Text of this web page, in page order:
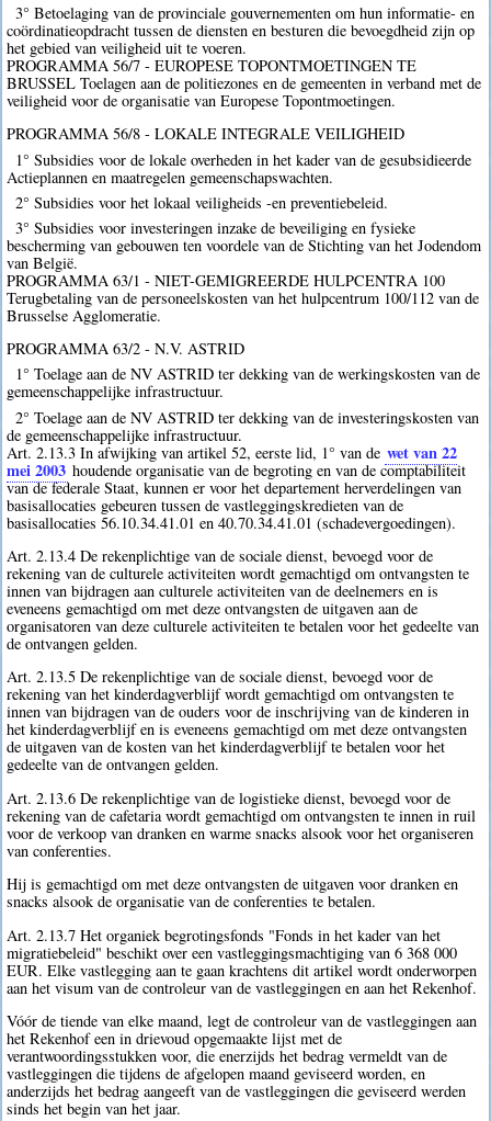
3° Betoelaging van de provinciale gouvernementen om hun informatie- en
coördinatieopdracht tussen de diensten en besturen die bevoegdheid zijn op
het gebied van veiligheid uit te voeren.
PROGRAMMA 56/7 - EUROPESE TOPONTMOETINGEN TE
BRUSSEL Toelagen aan de politiezones en de gemeenten in verband met de
veiligheid voor de organisatie van Europese Topontmoetingen.
PROGRAMMA 56/8 - LOKALE INTEGRALE VEILIGHEID
1° Subsidies voor de lokale overheden in het kader van de gesubsidieerde
Actieplannen en maatregelen gemeenschapswachten.
2° Subsidies voor het lokaal veiligheids -en preventiebeleid.
3° Subsidies voor investeringen inzake de beveiliging en fysieke
bescherming van gebouwen ten voordele van de Stichting van het Jodendom
van België.
PROGRAMMA 63/1 - NIET-GEMIGREERDE HULPCENTRA 100
Terugbetaling van de personeelskosten van het hulpcentrum 100/112 van de
Brusselse Agglomeratie.
PROGRAMMA 63/2 - N.V. ASTRID
1° Toelage aan de NV ASTRID ter dekking van de werkingskosten van de
gemeenschappelijke infrastructuur.
2° Toelage aan de NV ASTRID ter dekking van de investeringskosten van
de gemeenschappelijke infrastructuur.
Art. 2.13.3 In afwijking van artikel 52, eerste lid, 1° van de wet van 22
mei 2003 houdende organisatie van de begroting en van de comptabiliteit
van de federale Staat, kunnen er voor het departement herverdelingen van
basisallocaties gebeuren tussen de vastleggingskredieten van de
basisallocaties 56.10.34.41.01 en 40.70.34.41.01 (schadevergoedingen).
Art. 2.13.4 De rekenplichtige van de sociale dienst, bevoegd voor de
rekening van de culturele activiteiten wordt gemachtigd om ontvangsten te
innen van bijdragen aan culturele activiteiten van de deelnemers en is
eveneens gemachtigd om met deze ontvangsten de uitgaven aan de
organisatoren van deze culturele activiteiten te betalen voor het gedeelte van
de ontvangen gelden.
Art. 2.13.5 De rekenplichtige van de sociale dienst, bevoegd voor de
rekening van het kinderdagverblijf wordt gemachtigd om ontvangsten te
innen van bijdragen van de ouders voor de inschrijving van de kinderen in
het kinderdagverblijf en is eveneens gemachtigd om met deze ontvangsten
de uitgaven van de kosten van het kinderdagverblijf te betalen voor het
gedeelte van de ontvangen gelden.
Art. 2.13.6 De rekenplichtige van de logistieke dienst, bevoegd voor de
rekening van de cafetaria wordt gemachtigd om ontvangsten te innen in ruil
voor de verkoop van dranken en warme snacks alsook voor het organiseren
van conferenties.
Hij is gemachtigd om met deze ontvangsten de uitgaven voor dranken en
snacks alsook de organisatie van de conferenties te betalen.
Art. 2.13.7 Het organiek begrotingsfonds "Fonds in het kader van het
migratiebeleid" beschikt over een vastleggingsmachtiging van 6 368 000
EUR. Elke vastlegging aan te gaan krachtens dit artikel wordt onderworpen
aan het visum van de controleur van de vastleggingen en aan het Rekenhof.
Vóór de tiende van elke maand, legt de controleur van de vastleggingen aan
het Rekenhof een in drievoud opgemaakte lijst met de
verantwoordingsstukken voor, die enerzijds het bedrag vermeldt van de
vastleggingen die tijdens de afgelopen maand geviseerd worden, en
anderzijds het bedrag aangeeft van de vastleggingen die geviseerd werden
sinds het begin van het jaar.